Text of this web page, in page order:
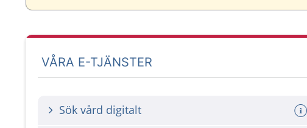
VÅRA E-TJÄNSTER
Sök vård digitalt